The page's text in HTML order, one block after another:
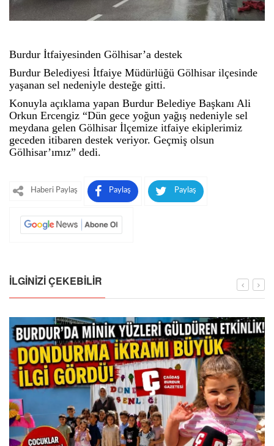
Burdur İtfaiyesinden Gölhisar’a destek
Burdur Belediyesi İtfaiye Müdürlüğü Gölhisar ilçesinde
yaşanan sel nedeniyle desteğe gitti.
Konuyla açıklama yapan Burdur Belediye Başkanı Ali
Orkun Ercengiz “Dün gece yoğun yağış nedeniyle sel
meydana gelen Gölhisar İlçemize itfaiye ekiplerimiz
geceden itibaren destek veriyor. Geçmiş olsun
Gölhisar’ımız” dedi.
Haberi Paylaş Paylaş Paylaş
İLGINIZI ÇEKEBILIR